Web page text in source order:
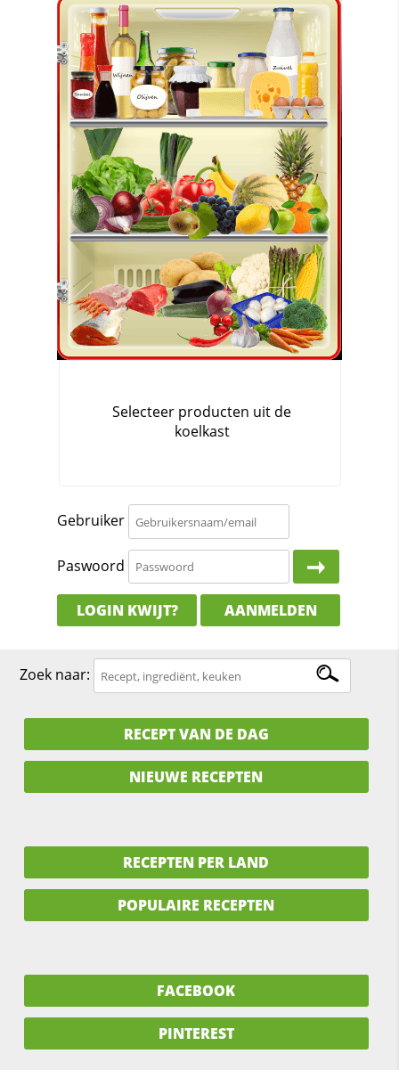
Gebruiker
Paswoord
LOGIN KWIJT? AANMELDEN
Zoek naar:
RECEPT VAN DE DAG
NIEUWE RECEPTEN
RECEPTEN PER LAND
POPULAIRE RECEPTEN
FACEBOOK
PINTEREST